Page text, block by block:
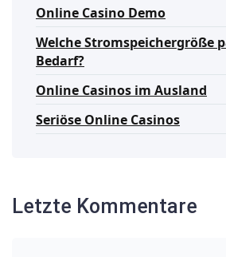
Online Casino Demo
Welche Stromspeichergröße
Bedarf?
Online Casinos im Ausland
Seriöse Online Casinos
Letzte Kommentare